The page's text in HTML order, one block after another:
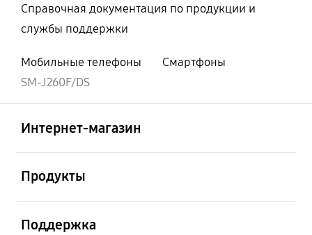
Справочная документация по продукции и
службы поддержки
Мобильные телефоны
Смартфоны
SM-J260F/DS
Интернет-магазин
Продукты
Поддержка